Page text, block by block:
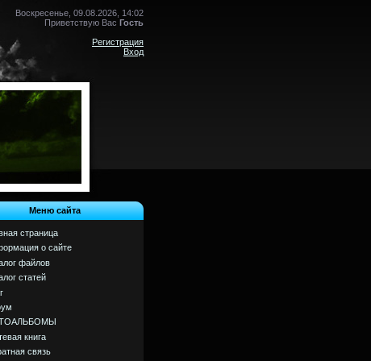
Воскресенье, 09.08.2026, 14:02
Приветствую Вас Гость
Регистрация
Вход
Меню сайта
страница
о сайте
файлов
статей
книга
связь